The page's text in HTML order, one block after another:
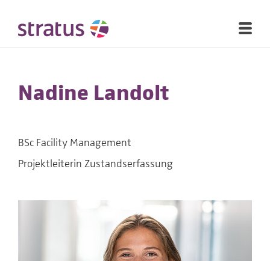
Nadine Landolt
BSc Facility Management
Projektleiterin Zustandserfassung